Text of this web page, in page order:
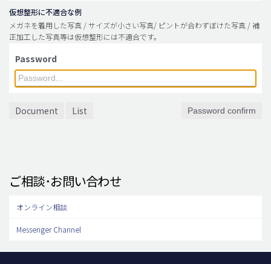
仮想整形に不適合な例
メガネを着用した写真 / サイズが小さい写真/ ピントが合わずぼけた写真 / 補
正加工した写真等は仮想整形には不適合です。
Password
Document List Password confirm
ご相談･お問い合わせ
オンライン相談
Messenger Channel